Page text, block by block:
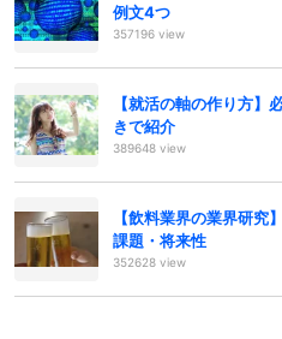
例文4つ
357196 view
【就活の軸の作り方】
きで紹介
389648 view
【飲料業界の業界研究
課題・将来性
352628 view